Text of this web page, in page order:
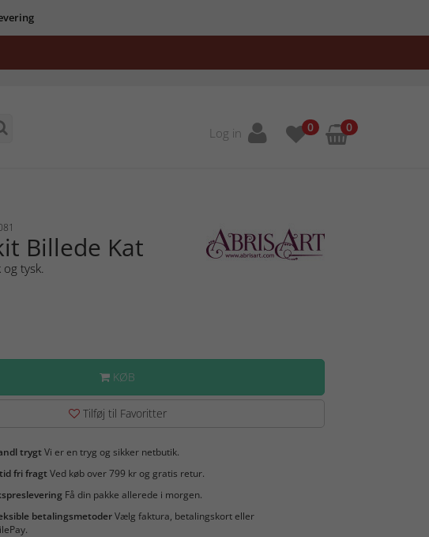
Log in 0 0
Billede Kat
tysk.
KØB
Tilføj til Favoritter
trygtVi er en tryg og sikker netbutik.
fri fragtVed køb over 799 kr og gratis retur.
Få din pakke allerede i morgen.
betalingsmetoderVælg faktura, betalingskort eller